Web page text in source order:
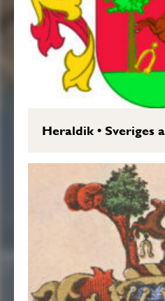
Heraldik•Sveriges